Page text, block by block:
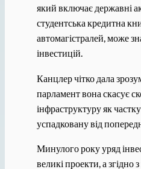
який включає державні
студентська кредитна
автомагістралей, може
інвестицій.
Канцлер чітко дала
парламент вона скасує
інфраструктуру як
успадковану від
Минулого року уряд
великі проекти, а